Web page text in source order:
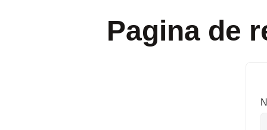
Pagina de